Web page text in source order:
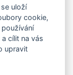
zboží
uloží
cookie,
cílit na vás
upravit